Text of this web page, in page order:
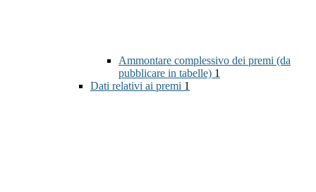
Ammontare complessivo dei premi (da
pubblicare in tabelle) 1
Dati relativi ai premi 1